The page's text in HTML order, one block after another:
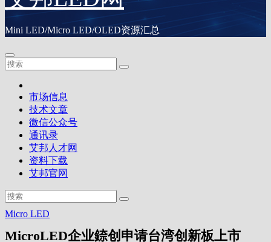
Mini LED/Micro LED/OLED资源汇总
市场信息
技术文章
微信公众号
通讯录
艾邦人才网
资料下载
艾邦官网
Micro LED
MicroLED企业錼创申请台湾创新板上市